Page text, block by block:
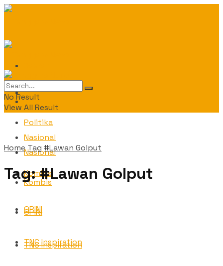
Politika
Nasional
Kombis
OPINI
TNC Inspiration
Daerah
Politika
Nasional
Kombis
OPINI
TNC Inspiration
No Result
View All Result
HomeTag #Lawan Golput
Tag:#Lawan Golput